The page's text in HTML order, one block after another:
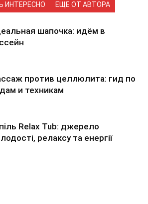
ИНТЕРЕСНО ЕЩЕ ОТ АВТОРА
шапочка: идём в
против целлюлита: гид по
и техникам
Relax Tub: джерело
релаксу та енергії